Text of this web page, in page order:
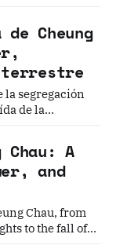
Cheung
terrestre
la segregación
de la
Chau: A
and
Chau, from
to the fall of